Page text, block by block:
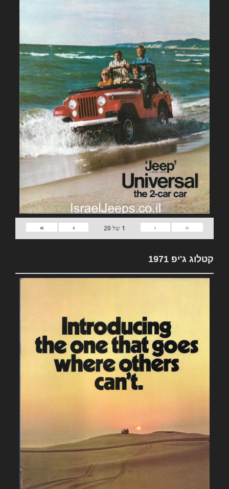
«
‹
1 של20
›
»
קטלוג ג'יפ 1971